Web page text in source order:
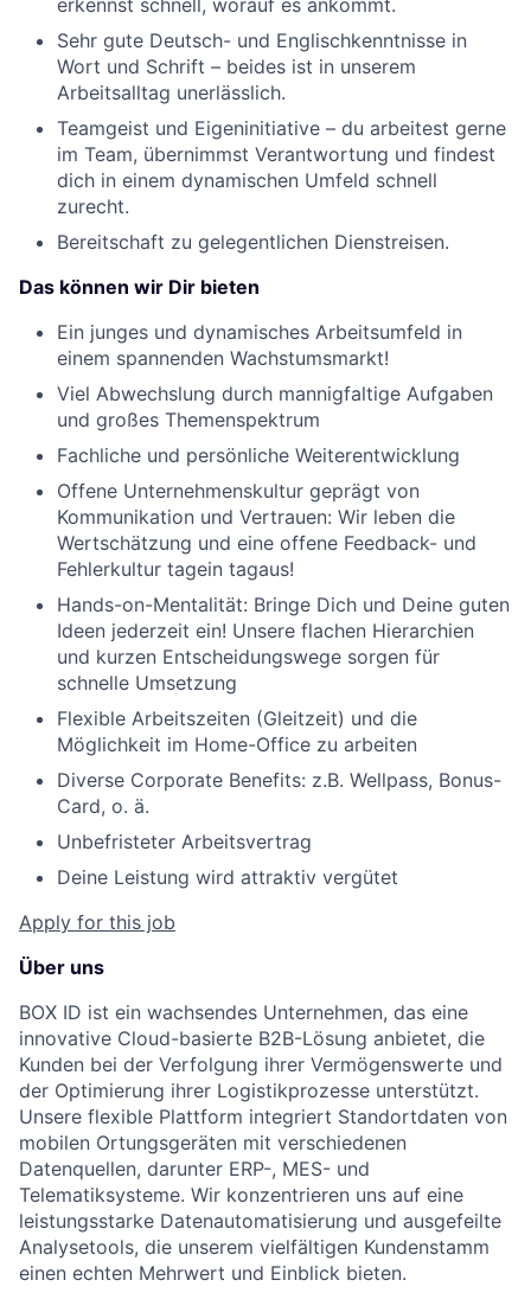
erkennst schnell, worauf es ankommt.
Sehr gute Deutsch- und Englischkenntnisse in
Wort und Schrift – beides ist in unserem
Arbeitsalltag unerlässlich.
Teamgeist und Eigeninitiative – du arbeitest gerne
im Team, übernimmst Verantwortung und findest
dich in einem dynamischen Umfeld schnell
zurecht.
Bereitschaft zu gelegentlichen Dienstreisen.
Das können wir Dir bieten
Ein junges und dynamisches Arbeitsumfeld in
einem spannenden Wachstumsmarkt!
Viel Abwechslung durch mannigfaltige Aufgaben
und großes Themenspektrum
Fachliche und persönliche Weiterentwicklung
Offene Unternehmenskultur geprägt von
Kommunikation und Vertrauen: Wir leben die
Wertschätzung und eine offene Feedback- und
Fehlerkultur tagein tagaus!
Hands-on-Mentalität: Bringe Dich und Deine guten
Ideen jederzeit ein! Unsere flachen Hierarchien
und kurzen Entscheidungswege sorgen für
schnelle Umsetzung
Flexible Arbeitszeiten (Gleitzeit) und die
Möglichkeit im Home-Office zu arbeiten
Diverse Corporate Benefits: z.B. Wellpass, Bonus-
Card, o. ä.
Unbefristeter Arbeitsvertrag
Deine Leistung wird attraktiv vergütet
Apply for this job
Über uns
BOX ID ist ein wachsendes Unternehmen, das eine
innovative Cloud-basierte B2B-Lösung anbietet, die
Kunden bei der Verfolgung ihrer Vermögenswerte und
der Optimierung ihrer Logistikprozesse unterstützt.
Unsere flexible Plattform integriert Standortdaten von
mobilen Ortungsgeräten mit verschiedenen
Datenquellen, darunter ERP-, MES- und
Telematiksysteme. Wir konzentrieren uns auf eine
leistungsstarke Datenautomatisierung und ausgefeilte
Analysetools, die unserem vielfältigen Kundenstamm
einen echten Mehrwert und Einblick bieten.